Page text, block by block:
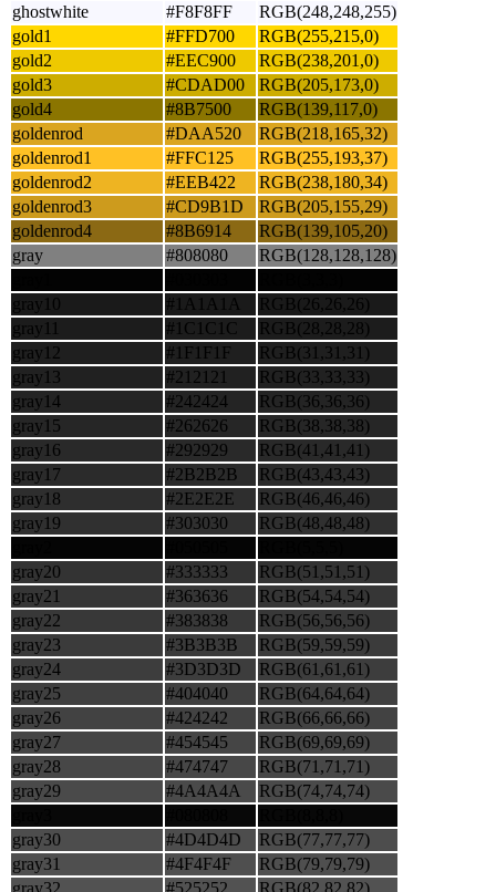
ghostwhite
#F8F8FF
RGB(248,248,255)
gold1
#FFD700
RGB(255,215,0)
gold2
#EEC900
RGB(238,201,0)
gold3
#CDAD00
RGB(205,173,0)
gold4
#8B7500
RGB(139,117,0)
goldenrod
#DAA520
RGB(218,165,32)
goldenrod1
#FFC125
RGB(255,193,37)
goldenrod2
#EEB422
RGB(238,180,34)
goldenrod3
#CD9B1D
RGB(205,155,29)
goldenrod4
#8B6914
RGB(139,105,20)
gray
#808080
RGB(128,128,128)
gray10
#1A1A1A
RGB(26,26,26)
gray11
#1C1C1C
RGB(28,28,28)
gray12
#1F1F1F
RGB(31,31,31)
gray13
#212121
RGB(33,33,33)
gray14
#242424
RGB(36,36,36)
gray15
#262626
RGB(38,38,38)
gray16
#292929
RGB(41,41,41)
gray17
#2B2B2B
RGB(43,43,43)
gray18
#2E2E2E
RGB(46,46,46)
gray19
#303030
RGB(48,48,48)
gray20
#333333
RGB(51,51,51)
gray21
#363636
RGB(54,54,54)
gray22
#383838
RGB(56,56,56)
gray23
#3B3B3B
RGB(59,59,59)
gray24
#3D3D3D
RGB(61,61,61)
gray25
#404040
RGB(64,64,64)
gray26
#424242
RGB(66,66,66)
gray27
#454545
RGB(69,69,69)
gray28
#474747
RGB(71,71,71)
gray29
#4A4A4A
RGB(74,74,74)
gray30
#4D4D4D
RGB(77,77,77)
gray31
#4F4F4F
RGB(79,79,79)
gray32
#525252
RGB(82,82,82)